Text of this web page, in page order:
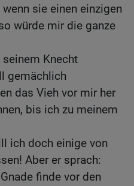
sie einen einzigen
würde mir die ganze
Knecht
gemächlich
das Vieh vor mir her
bis ich zu meinem
ich doch einige von
Aber er sprach:
finde vor den